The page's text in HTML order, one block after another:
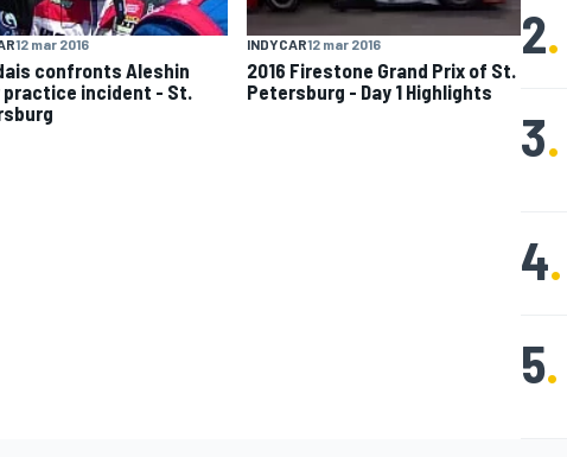
12 mar 2016
confronts Aleshin
incident - St.
INDYCAR12 mar 2016
2016 Firestone Grand Prix of St.
Petersburg - Day 1 Highlights
2.
3.
4.
5.